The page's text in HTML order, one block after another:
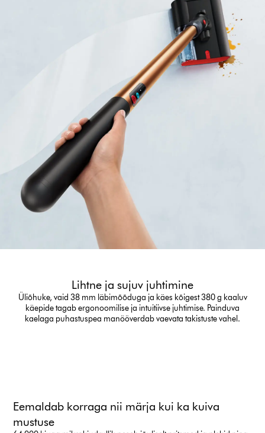
Lihtne ja sujuv juhtimine
Üliõhuke, vaid 38 mm läbimõõduga ja käes kõigest 380 g kaaluv
käepide tagab ergonoomilise ja intuitiivse juhtimise. Painduva
kaelaga puhastuspea manööverdab vaevata takistuste vahel.
Eemaldab korraga nii märja kui ka kuiva
mustuse